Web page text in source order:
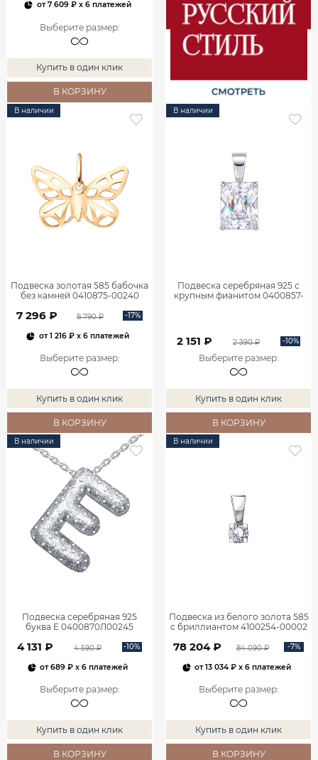
от7 609 ₽x 6 платежей
Выберите размер:
Купить в один клик
В КОРЗИНУ
В наличии
Подвеска золотая 585 бабочка
без камней 0410875-00240
7 296 ₽ 8 790 ₽ -17%
от1 216 ₽x 6 платежей
Выберите размер:
Купить в один клик
В КОРЗИНУ
В наличии
Подвеска серебряная 925 с
крупным фианитом 0400857-
2 151 ₽ 2 390 ₽ -10%
Выберите размер:
Купить в один клик
В КОРЗИНУ
В наличии
Подвеска серебряная 925
буква Е 0400870Л00245
4 131 ₽ 4 590 ₽ -10%
от689 ₽ x 6 платежей
Выберите размер:
Купить в один клик
В КОРЗИНУ
В наличии
Подвеска из белого золота 585
с бриллиантом 4100254-00002
78 204 ₽ 84 090 ₽ -7%
от13 034 ₽ x 6 платежей
Выберите размер:
Купить в один клик
В КОРЗИНУ